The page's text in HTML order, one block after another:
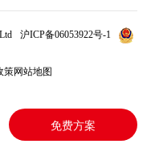
沪ICP备06053922号-1
策网站地图
免费方案